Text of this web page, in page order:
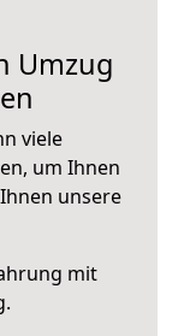
Umzug
viele
um Ihnen
unsere
mit
.